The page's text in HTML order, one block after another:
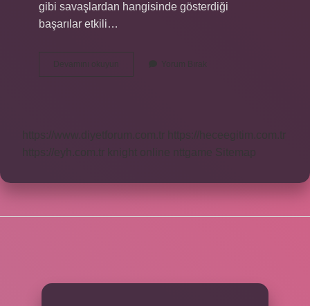
gibi savaşlardan hangisinde gösterdiği
başarılar etkili…
Devamını okuyun
Türkiyenin
Natoya
Yorum Bırak
https://www.diyetforum.com.tr
https://heceegitim.com.tr
https://eyh.com.tr
knight online nttgame Sitemap